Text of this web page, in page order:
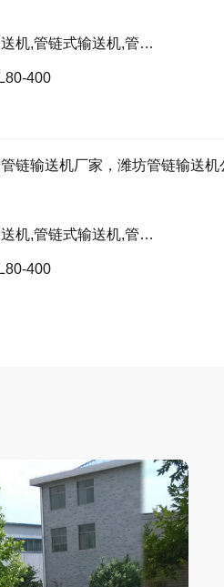
管链式输送机,管链式粉体输送设备
400
链输送机厂家，潍坊管链输送机
,管链式输送机,管链式粉体输送机
400